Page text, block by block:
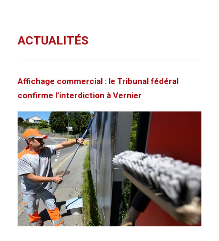
ACTUALITÉS
Affichage commercial : le Tribunal fédéral
confirme l’interdiction à Vernier